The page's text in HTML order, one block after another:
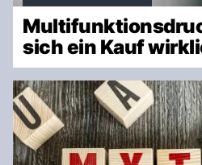
sich ein Kauf